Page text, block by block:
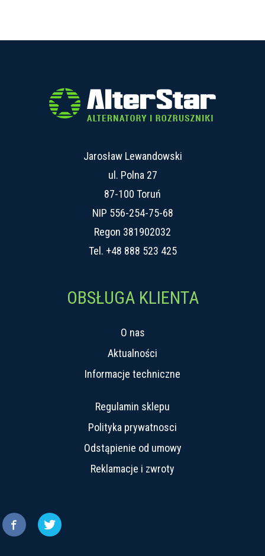
Jarosław Lewandowski
ul. Polna 27
87-100 Toruń
NIP 556-254-75-68
Regon 381902032
Tel. +48 888 523 425
OBSŁUGA KLIENTA
O nas
Aktualności
Informacje techniczne
Regulamin sklepu
Polityka prywatnosci
Odstąpienie od umowy
Reklamacje i zwroty
 